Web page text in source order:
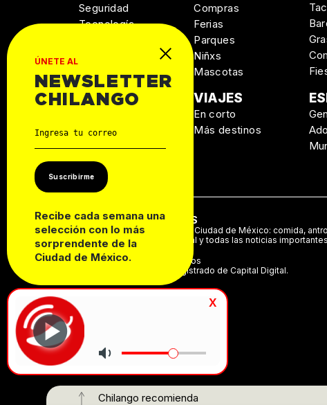
ÚNETE AL
NEWSLETTER
CHILANGO
Suscribirme
Recibe cada semana una
selección con lo más
sorprendente de la
Ciudad de México.
Chilango recomienda
Seguridad
Tecnología
Compras
Ferias
Parques
Niñxs
Mascotas
MANUAL DE
Personal
Autos
Casa
VIAJES
En corto
Más destinos
ACERCA DE NOSOTROS
Te decimos qué hacer en la Ciudad de México: comida,
música, cine, cartelera teatral y todas las noticias importantes
©2024 Derechos Reservados
Chilango es una marca registrado de Capital Digital.
x